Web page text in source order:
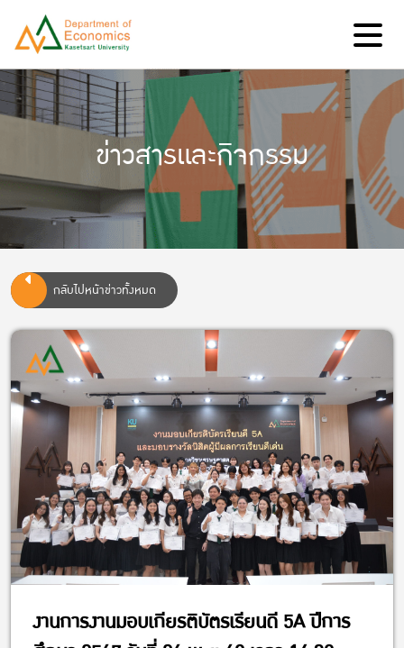
ข่าวสารและกิจกรรม
กลับไปหน้าข่าวทั้งหมด
งานการงานมอบเกียรติบัตรเรียนดี 5A ปีการ